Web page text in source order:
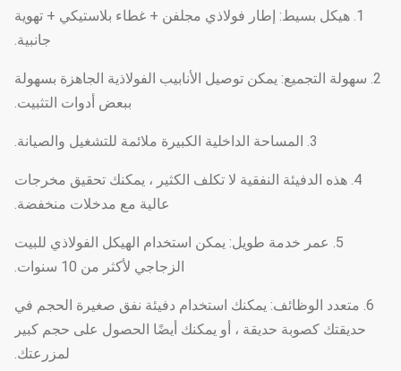
1. هيكل بسيط: إطار فولاذي مجلفن + غطاء بلاستيكي + تهوية
جانبية.
2. سهولة التجميع: يمكن توصيل الأنابيب الفولاذية الجاهزة بسهولة
ببعض أدوات التثبيت.
3. المساحة الداخلية الكبيرة ملائمة للتشغيل والصيانة.
4. هذه الدفيئة النفقية لا تكلف الكثير ، يمكنك تحقيق مخرجات
عالية مع مدخلات منخفضة.
5. عمر خدمة طويل: يمكن استخدام الهيكل الفولاذي للبيت
الزجاجي لأكثر من 10 سنوات.
6. متعدد الوظائف: يمكنك استخدام دفيئة نفق صغيرة الحجم في
حديقتك كصوبة حديقة ، أو يمكنك أيضًا الحصول على حجم كبير
لمزرعتك.